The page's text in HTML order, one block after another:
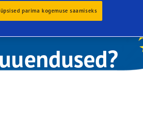
i rehvide
parima kogemuse saamiseks